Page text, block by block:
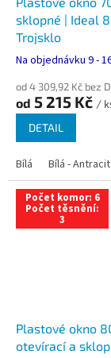
sklopné | Ideal
Trojsklo
Na objednávku 9 -
od 4 309,92 Kč bez
od 5 215 Kč /
DETAIL
Bílá Bílá - Antracit
Počet komor: 6
Počet těsnění:
3
Plastové okno
otevírací a